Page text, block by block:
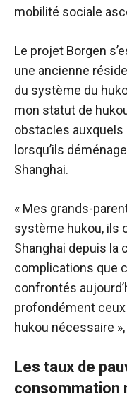
mobilité sociale
Le projet Borgen
une ancienne
du système du
mon statut de
obstacles
lorsqu’ils
Shanghai.
« Mes grands-
système hukou, ils
Shanghai depuis la
complications que
confrontés
profondément
hukou nécessaire
Les taux de
consommation